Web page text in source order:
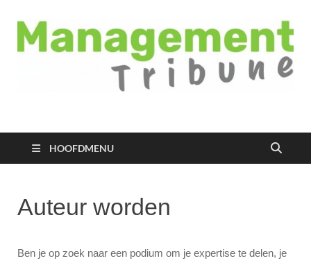
Managementtribune
HOOFDMENU
Auteur worden
Ben je op zoek naar een podium om je expertise te delen, je